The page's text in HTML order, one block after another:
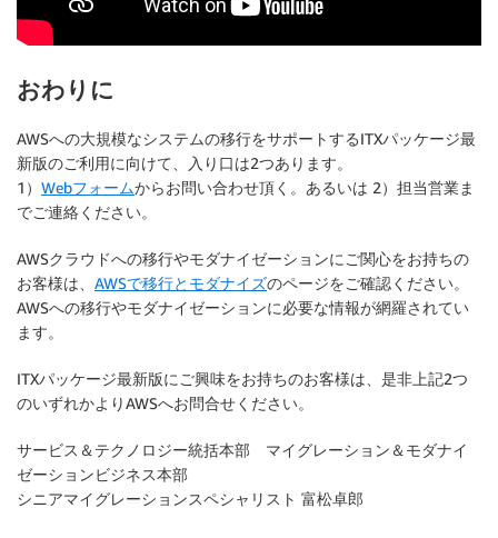
おわりに
AWSへの大規模なシステムの移行をサポートするITXパッケージ最
新版のご利用に向けて、入り口は2つあります。
1） Webフォームからお問い合わせ頂く。あるいは 2）担当営業ま
でご連絡ください。
AWSクラウドへの移行やモダナイゼーションにご関心をお持ちの
お客様は、 AWSで移行とモダナイズのページをご確認ください。
AWSへの移行やモダナイゼーションに必要な情報が網羅されてい
ます。
ITXパッケージ最新版にご興味をお持ちのお客様は、是非上記2つ
のいずれかよりAWSへお問合せください。
サービス＆テクノロジー統括本部 マイグレーション＆モダナイ
ゼーションビジネス本部
シニアマイグレーションスペシャリスト 富松卓郎